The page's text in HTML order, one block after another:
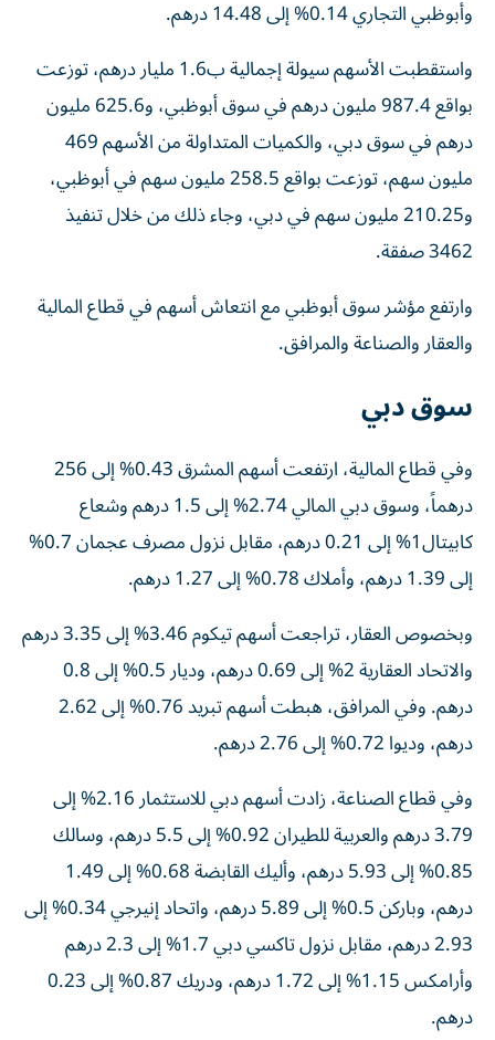
وأبوظبي التجاري 0.14% إلى 14.48 درهم.
واستقطبت الأسهم سيولة إجمالية ب1.6 مليار درهم، توزعت
بواقع 987.4 مليون درهم في سوق أبوظبي، و625.6 مليون
درهم في سوق دبي، والكميات المتداولة من الأسهم 469
مليون سهم، توزعت بواقع 258.5 مليون سهم في أبوظبي،
و210.25 مليون سهم في دبي، وجاء ذلك من خلال تنفيذ
3462 صفقة.
وارتفع مؤشر سوق أبوظبي مع انتعاش أسهم في قطاع المالية
والعقار والصناعة والمرافق.
سوق دبي
وفي قطاع المالية، ارتفعت أسهم المشرق 0.43% إلى 256
درهماً، وسوق دبي المالي 2.74% إلى 1.5 درهم وشعاع
كابيتال1% إلى 0.21 درهم، مقابل نزول مصرف عجمان 0.7%
إلى 1.39 درهم، وأملاك 0.78% إلى 1.27 درهم.
وبخصوص العقار، تراجعت أسهم تيكوم 3.46% إلى 3.35 درهم
والاتحاد العقارية 2% إلى 0.69 درهم، وديار 0.5% إلى 0.8
درهم. وفي المرافق، هبطت أسهم تبريد 0.76% إلى 2.62
درهم، وديوا 0.72% إلى 2.76 درهم.
وفي قطاع الصناعة، زادت أسهم دبي للاستثمار 2.16% إلى
3.79 درهم والعربية للطيران 0.92% إلى 5.5 درهم، وسالك
0.85% إلى 5.93 درهم، وأليك القابضة 0.68% إلى 1.49
درهم، وباركن 0.5% إلى 5.89 درهم، واتحاد إنيرجي 0.34% إلى
2.93 درهم، مقابل نزول تاكسي دبي 1.7% إلى 2.3 درهم
وأرامكس 1.15% إلى 1.72 درهم، ودريك 0.87% إلى 0.23
درهم.